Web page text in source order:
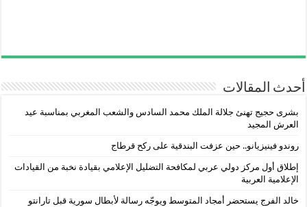
أحدث المقالات
بشرى حجيج تهنئ جلالة الملك محمد السادس والشعب المغربي بمناسبة عيد
العرش المجيد
روندو فينيزيانو.. حين عزفت البندقية على ركح قرطاج
إطلاق أول مركز دولي عربي لمكافحة التضليل الإعلامي بقيادة نخبة من القيادات
الإعلامية العربية
خالد الفرج يستحضر أمجاد المتوسط ويوجّه رسالة لأبطال سورية قبل تارانتو